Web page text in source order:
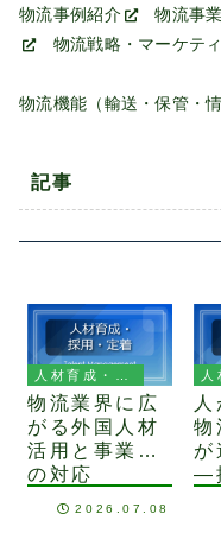
物流事例紹介 物流事
物流戦略・マーケテ
物流機能（輸送・保管・
記事
物流業界に広
がる外国人材
活用と事業者
の対応
2026.07.08
物
―